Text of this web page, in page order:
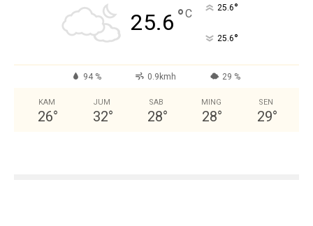
25.6 °C 25.6°
25.6°
94 % 0.9kmh 29 %
KAM
26°
JUM
32°
SAB
28°
MING
28°
SEN
29°